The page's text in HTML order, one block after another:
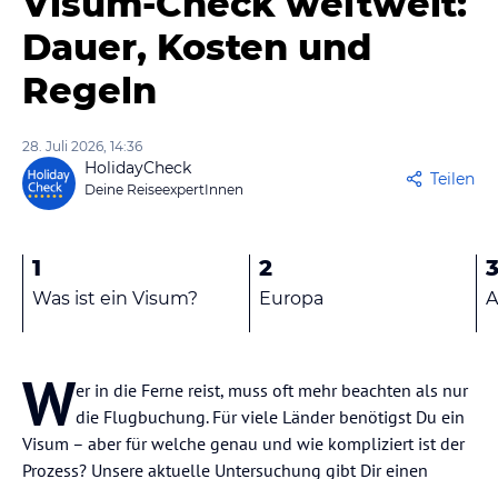
Dauer, Kosten und
Regeln
28. Juli 2026, 14:36
HolidayCheck
Deine ReiseexpertInnen
Teilen
1
Was ist ein Visum?
2
Europa
3
Wer in die Ferne reist, muss oft mehr beachten als nur
die Flugbuchung. Für viele Länder benötigst Du ein
Visum – aber für welche genau und wie kompliziert ist der
Prozess? Unsere aktuelle Untersuchung gibt Dir einen